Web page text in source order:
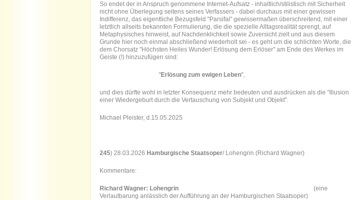
So endet der in Anspruch genommene Internet-Aufsatz - inhaltlich/stilistisch mit Sicherheit
nicht ohne Überlegung seitens seines Verfassers - dabei durchaus mit einer gewissen
Indifferenz, das eigentliche Bezugsfeld "Parsifal" gewissermaßen überschreitend, mit einer
letztlich allseits bekannten Formulierung, die die spezielle Alltagsrealität sprengt, auf
Metaphysisches hinweist, auf Nachdenklichkeit sowie Zuversicht zielt und aus diesem
Grunde hier noch einmal abschließend wiederholt sei - es geht um die schlichten Worte, die
dem Chorsatz "Höchsten Heiles Wunder! Erlösung dem Erlöser" am Ende des Werkes im
Geiste (!) hinzuzufügen sind:
"Erlösung zum ewigen Leben",
und dies dürfte wohl in letzter Konsequenz mehr bedeuten und ausdrücken als die "Illusion
einer Wiedergeburt durch die Vertauschung von Subjekt und Objekt".
Michael Pleister, d.15.05.2025
245) 28.03.2026 Hamburgische Staatsoper/ Lohengrin (Richard Wagner)
Kommentare:
Richard Wagner: Lohengrin
(eine
Verlautbarung anlässlich der Aufführung an der Hamburgischen Staatsoper)